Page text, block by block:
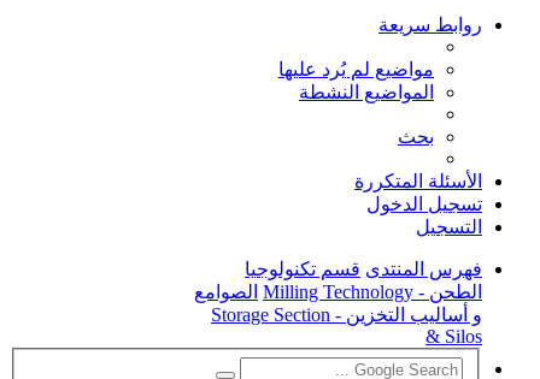
روابط سريعة
مواضيع لم يُرد عليها
المواضيع النشطة
بحث
الأسئلة المتكررة
تسجيل الدخول
التسجيل
فهرس المنتدى قسم تكنولوجيا
الطحن - Milling Technology
الصوامع
و أساليب التخزين - Storage Section
& Silos